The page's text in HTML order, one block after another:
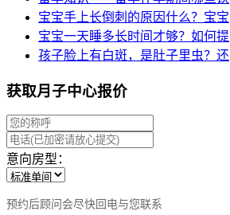
宝宝手上长倒刺的原因什么？宝宝
宝宝一天睡多长时间才够？如何提
孩子脸上有白斑，是肚子里虫？还
获取月子中心报价
意向房型：
预约后顾问会尽快回电与您联系